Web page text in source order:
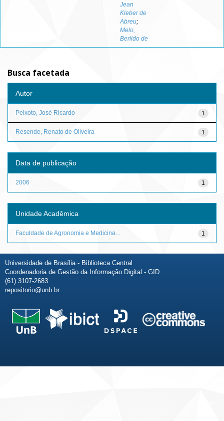
Jean
Kleber de
Abreu;
Melo,
Berildo de
Busca facetada
Autor
1
Peixoto, José Ricardo
1
Resende, Renato de Oliveira
Data de publicação
1
2006
Unidade Acadêmica
1
Faculdade de Agronomia e Medicina...
Universidade de Brasília - Biblioteca Central
Coordenadoria de Gestão da Informação Digital - GID
(61) 3107-2683
repositorio@unb.br